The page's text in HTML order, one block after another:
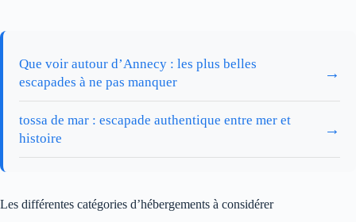
Que voir autour d’Annecy : les plus belles
escapades à ne pas manquer
→
tossa de mar : escapade authentique entre mer et
histoire
→
Les différentes catégories d’hébergements à considérer